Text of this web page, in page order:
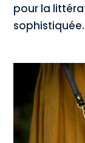
pour la
sophistiquée.